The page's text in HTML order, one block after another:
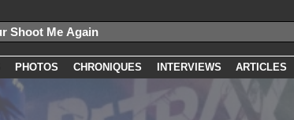
PHOTOS CHRONIQUES INTERVIEWS ARTICLES